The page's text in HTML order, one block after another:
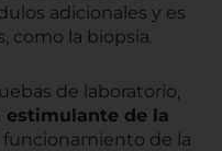
adicionales y es
como la biopsia.
de laboratorio,
estimulante de la
funcionamiento de la